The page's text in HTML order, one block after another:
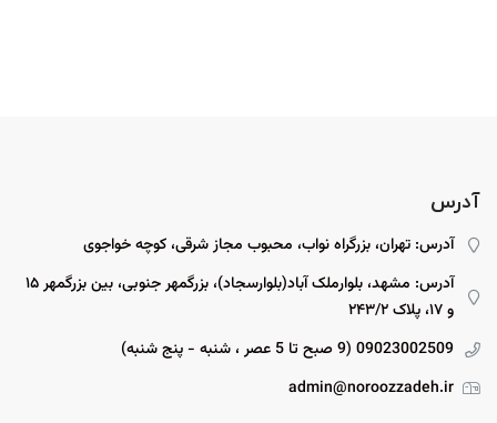
آدرس
آدرس: تهران، بزرگراه نواب، محبوب مجاز شرقی، کوچه خواجوی
آدرس: مشهد، بلوارملک آباد(بلوارسجاد)، بزرگمهر جنوبی، بین بزرگمهر ۱۵
و ۱۷، پلاک ۲۴۳/۲
09023002509 (9 صبح تا 5 عصر ، شنبه - پنج شنبه)
admin@noroozzadeh.ir